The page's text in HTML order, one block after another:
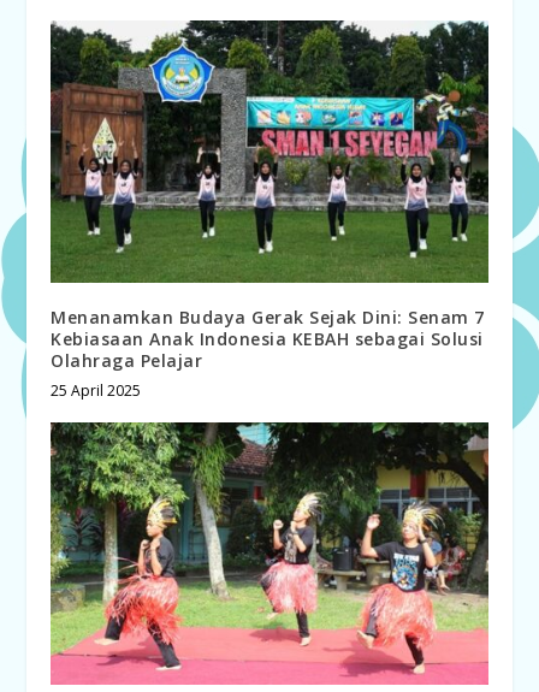
Menanamkan Budaya Gerak Sejak Dini: Senam 7
Kebiasaan Anak Indonesia KEBAH sebagai Solusi
Olahraga Pelajar
25 April 2025